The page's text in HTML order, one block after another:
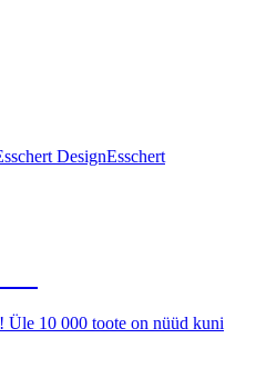
DesignEsschert
Üle 10 000 toote on nüüd kuni